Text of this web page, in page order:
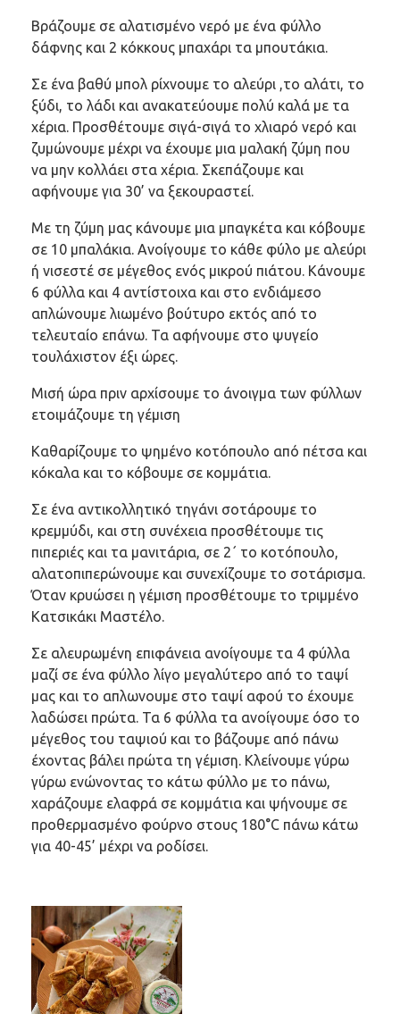
Βράζουμε σε αλατισμένο νερό με ένα φύλλο
δάφνης και 2 κόκκους μπαχάρι τα μπουτάκια.
Σε ένα βαθύ μπολ ρίχνουμε το αλεύρι ,το αλάτι, το
ξύδι, το λάδι και ανακατεύουμε πολύ καλά με τα
χέρια. Προσθέτουμε σιγά-σιγά το χλιαρό νερό και
ζυμώνουμε μέχρι να έχουμε μια μαλακή ζύμη που
να μην κολλάει στα χέρια. Σκεπάζουμε και
αφήνουμε για 30’ να ξεκουραστεί.
Με τη ζύμη μας κάνουμε μια μπαγκέτα και κόβουμε
σε 10 μπαλάκια. Ανοίγουμε το κάθε φύλο με αλεύρι
ή νισεστέ σε μέγεθος ενός μικρού πιάτου. Κάνουμε
6 φύλλα και 4 αντίστοιχα και στο ενδιάμεσο
απλώνουμε λιωμένο βούτυρο εκτός από το
τελευταίο επάνω. Τα αφήνουμε στο ψυγείο
τουλάχιστον έξι ώρες.
Μισή ώρα πριν αρχίσουμε το άνοιγμα των φύλλων
ετοιμάζουμε τη γέμιση
Καθαρίζουμε το ψημένο κοτόπουλο από πέτσα και
κόκαλα και το κόβουμε σε κομμάτια.
Σε ένα αντικολλητικό τηγάνι σοτάρουμε το
κρεμμύδι, και στη συνέχεια προσθέτουμε τις
πιπεριές και τα μανιτάρια, σε 2΄ το κοτόπουλο,
αλατοπιπερώνουμε και συνεχίζουμε το σοτάρισμα.
Όταν κρυώσει η γέμιση προσθέτουμε το τριμμένο
Κατσικάκι Μαστέλο.
Σε αλευρωμένη επιφάνεια ανοίγουμε τα 4 φύλλα
μαζί σε ένα φύλλο λίγο μεγαλύτερο από το ταψί
μας και το απλωνουμε στο ταψί αφού το έχουμε
λαδώσει πρώτα. Τα 6 φύλλα τα ανοίγουμε όσο το
μέγεθος του ταψιού και το βάζουμε από πάνω
έχοντας βάλει πρώτα τη γέμιση. Κλείνουμε γύρω
γύρω ενώνοντας το κάτω φύλλο με το πάνω,
χαράζουμε ελαφρά σε κομμάτια και ψήνουμε σε
προθερμασμένο φούρνο στους 180°C πάνω κάτω
για 40-45’ μέχρι να ροδίσει.